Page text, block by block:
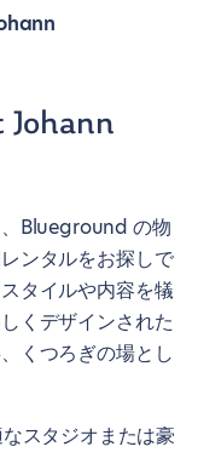
Blueground の物
ンタルをお探しで
タイルや内容を犠
くデザインされた
くつろぎの場とし
スタジオまたは豪